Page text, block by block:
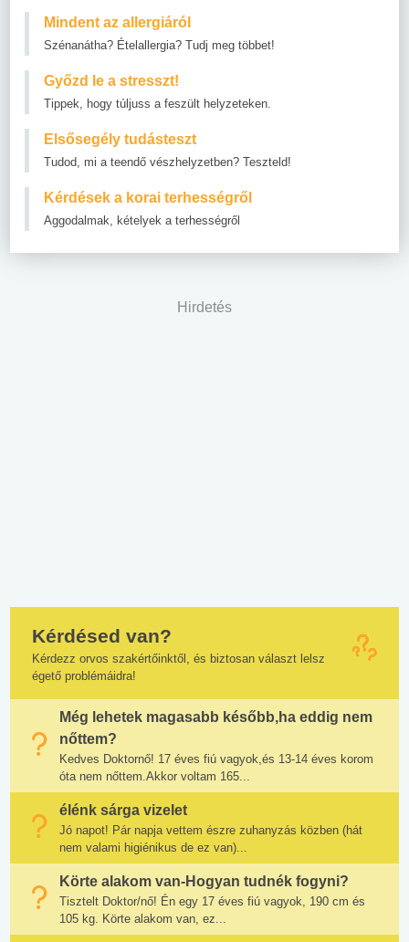
Mindent az allergiáról
Szénanátha? Ételallergia? Tudj meg többet!
Győzd le a stresszt!
Tippek, hogy túljuss a feszült helyzeteken.
Elsősegély tudásteszt
Tudod, mi a teendő vészhelyzetben? Teszteld!
Kérdések a korai terhességről
Aggodalmak, kételyek a terhességről
Hirdetés
Kérdésed van?
Kérdezz orvos szakértőinktől, és biztosan választ lelsz
égető problémáidra!
Még lehetek magasabb később,ha eddig nem
nőttem?
Kedves Doktornő! 17 éves fiú vagyok,és 13-14 éves korom
óta nem nőttem.Akkor voltam 165...
élénk sárga vizelet
Jó napot! Pár napja vettem észre zuhanyzás közben (hát
nem valami higiénikus de ez van)...
Körte alakom van-Hogyan tudnék fogyni?
Tisztelt Doktor/nő! Én egy 17 éves fiú vagyok, 190 cm és
105 kg. Körte alakom van, ez...